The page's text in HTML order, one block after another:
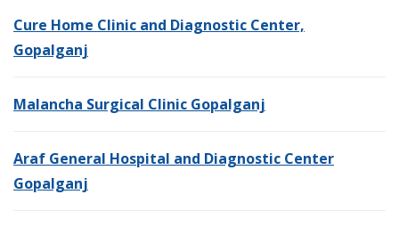
Cure Home Clinic and Diagnostic Center,
Gopalganj
Malancha Surgical Clinic Gopalganj
Araf General Hospital and Diagnostic Center
Gopalganj